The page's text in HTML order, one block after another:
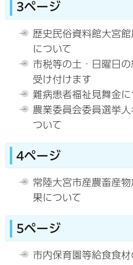
3ページ
歴史民俗資料館大宮
について
市税等の土・日曜日
受け付けます
難病患者福祉見舞金に
農業委員会委員選挙
ついて
4ページ
常陸大宮市産農畜産
果について
5ページ
市内保育園等給食食